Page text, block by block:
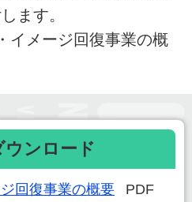
ます。
イメージ回復事業の概
ンロード
回復事業の概要
PDF